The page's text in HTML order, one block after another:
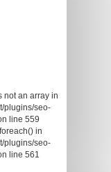
not an array in
plugins/seo-
line 559
in
plugins/seo-
line 561